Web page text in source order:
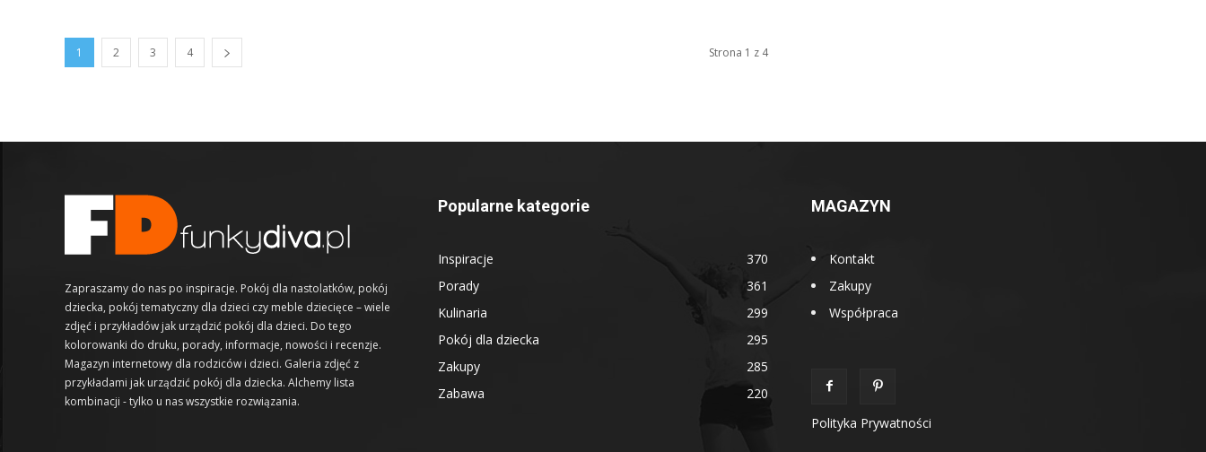
1 2 3 4 Strona 1 z 4
Zapraszamy do nas po inspiracje. Pokój dla nastolatków, pokój
dziecka, pokój tematyczny dla dzieci czy meble dziecięce – wiele
zdjęć i przykładów jak urządzić pokój dla dzieci. Do tego
kolorowanki do druku, porady, informacje, nowości i recenzje.
Magazyn internetowy dla rodziców i dzieci. Galeria zdjęć z
przykładami jak urządzić pokój dla dziecka. Alchemy lista
kombinacji - tylko u nas wszystkie rozwiązania.
Popularne kategorie
Inspiracje
370
Porady
361
Kulinaria
299
Pokój dla dziecka
295
Zakupy
285
Zabawa
220
MAGAZYN
Kontakt
Zakupy
Współpraca
Polityka Prywatności